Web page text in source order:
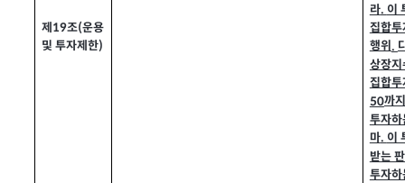
제19조(운용
및 투자제한)
라. 이
집합투
행위.
상장지
집합투
50까
투자하
마. 이
받는
투자하